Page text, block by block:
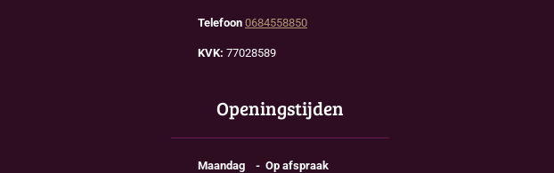
Telefoon 0684558850
KVK: 77028589
Openingstijden
Maandag - Op afspraak